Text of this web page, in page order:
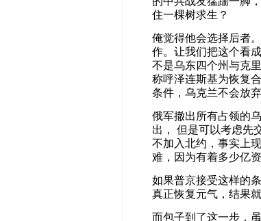
住一棵树求生？
俺觉得他会选择后者
作。让我们把这个看
不是乌东四个州与克
称呼泽连斯基为恢复
条件，乌克兰不会放
俄军撤出所有占领的
出， 但是可以考虑先
不加入北约，事实上
难，因为有着多少亿
如果普京接受这样的
真正恢复元气，结果
而包子到了这一步，